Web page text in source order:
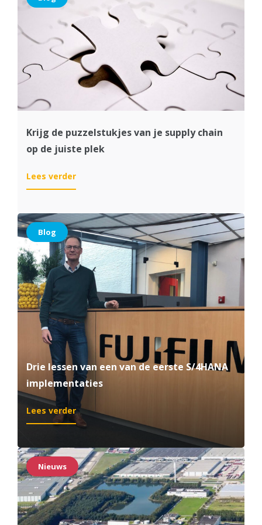
organisatie
Krijg de puzzelstukjes van je supply chain
op de juiste plek
Lees verder:
Krijg
puzzelstukjes
van
je
supply
chain
juiste
plek
Blog
Drie lessen van een van de eerste S/4HANA
implementaties
Lees verder:
Drie
van
een
van
de
eerste
S/4HANA
Nieuws